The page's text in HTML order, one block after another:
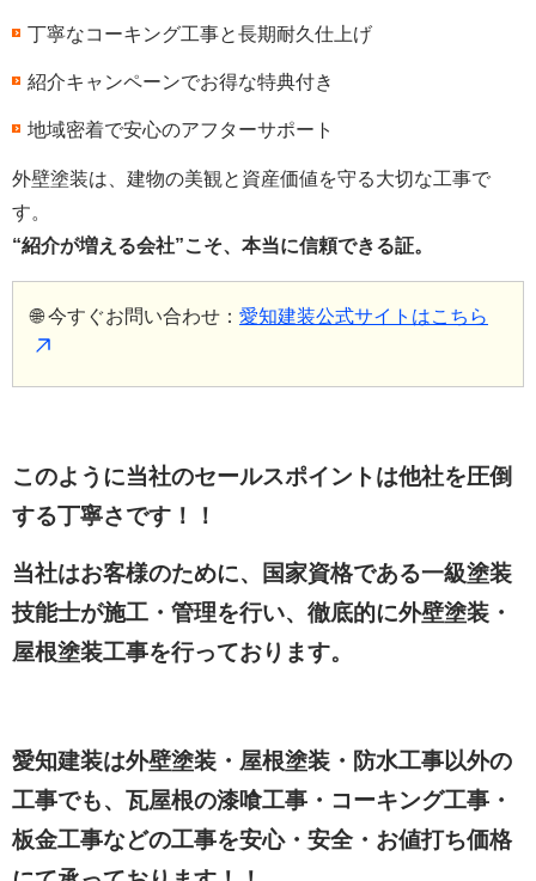
丁寧なコーキング工事と長期耐久仕上げ
紹介キャンペーンでお得な特典付き
地域密着で安心のアフターサポート
外壁塗装は、建物の美観と資産価値を守る大切な工事で
す。
“紹介が増える会社”こそ、本当に信頼できる証。
🌐 今すぐお問い合わせ： 愛知建装公式サイトはこちら
このように当社のセールスポイントは他社を圧倒
する丁寧さです！！
当社はお客様のために、国家資格である一級塗装
技能士が施工・管理を行い、徹底的に外壁塗装・
屋根塗装工事を行っております。
愛知建装は外壁塗装・屋根塗装・防水工事以外の
工事でも、瓦屋根の漆喰工事・コーキング工事・
板金工事などの工事を安心・安全・お値打ち価格